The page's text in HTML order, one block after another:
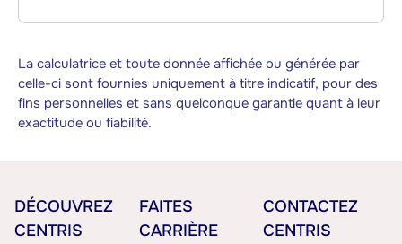
La calculatrice et toute donnée affichée ou générée par
celle-ci sont fournies uniquement à titre indicatif, pour des
fins personnelles et sans quelconque garantie quant à leur
exactitude ou fiabilité.
DÉCOUVREZ
CENTRIS
FAITES
CARRIÈRE
CONTACTEZ
CENTRIS